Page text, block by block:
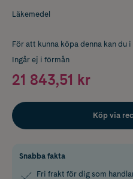
Läkemedel
För att kunna köpa denna kan du
Ingår ej i förmån
21 843,51 kr
Köp via
Snabba fakta
Fri frakt för dig som